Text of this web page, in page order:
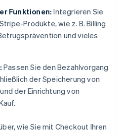
Funktionen: Integrieren Sie
Produkte, wie z. B. Billing
und vieles
Passen Sie den Bezahlvorgang
der Speicherung von
der Einrichtung von
wie Sie mit Checkout Ihren